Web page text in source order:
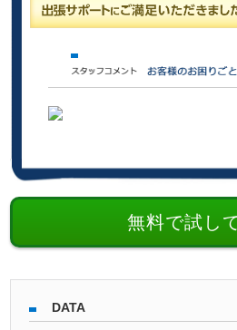
無料で試し
DATA